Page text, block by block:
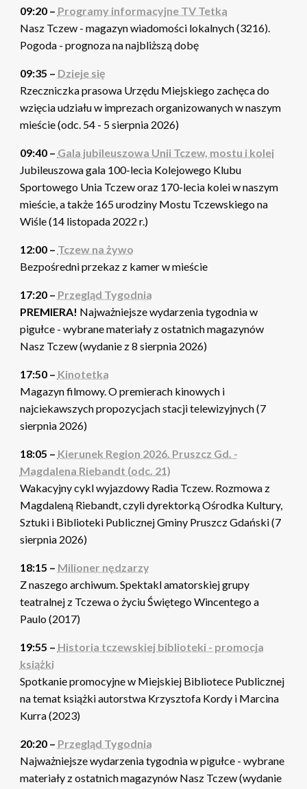
09:20 – Programy informacyjne TV Tetka
Nasz Tczew - magazyn wiadomości lokalnych (3216).
Pogoda - prognoza na najbliższą dobę
09:35 – Dzieje się
Rzeczniczka prasowa Urzędu Miejskiego zachęca do
wzięcia udziału w imprezach organizowanych w naszym
mieście (odc. 54 - 5 sierpnia 2026)
09:40 – Gala jubileuszowa Unii Tczew, mostu i kolei
Jubileuszowa gala 100-lecia Kolejowego Klubu
Sportowego Unia Tczew oraz 170-lecia kolei w naszym
mieście, a także 165 urodziny Mostu Tczewskiego na
Wiśle (14 listopada 2022 r.)
12:00 – Tczew na żywo
Bezpośredni przekaz z kamer w mieście
17:20 – Przegląd Tygodnia
PREMIERA! Najważniejsze wydarzenia tygodnia w
pigułce - wybrane materiały z ostatnich magazynów
Nasz Tczew (wydanie z 8 sierpnia 2026)
17:50 – Kinotetka
Magazyn filmowy. O premierach kinowych i
najciekawszych propozycjach stacji telewizyjnych (7
sierpnia 2026)
18:05 – Kierunek Region 2026. Pruszcz Gd. -
Magdalena Riebandt (odc. 21)
Wakacyjny cykl wyjazdowy Radia Tczew. Rozmowa z
Magdaleną Riebandt, czyli dyrektorką Ośrodka Kultury,
Sztuki i Biblioteki Publicznej Gminy Pruszcz Gdański (7
sierpnia 2026)
18:15 – Milioner nędzarzy
Z naszego archiwum. Spektakl amatorskiej grupy
teatralnej z Tczewa o życiu Świętego Wincentego a
Paulo (2017)
19:55 – Historia tczewskiej biblioteki - promocja
książki
Spotkanie promocyjne w Miejskiej Bibliotece Publicznej
na temat książki autorstwa Krzysztofa Kordy i Marcina
Kurra (2023)
20:20 – Przegląd Tygodnia
Najważniejsze wydarzenia tygodnia w pigułce - wybrane
materiały z ostatnich magazynów Nasz Tczew (wydanie